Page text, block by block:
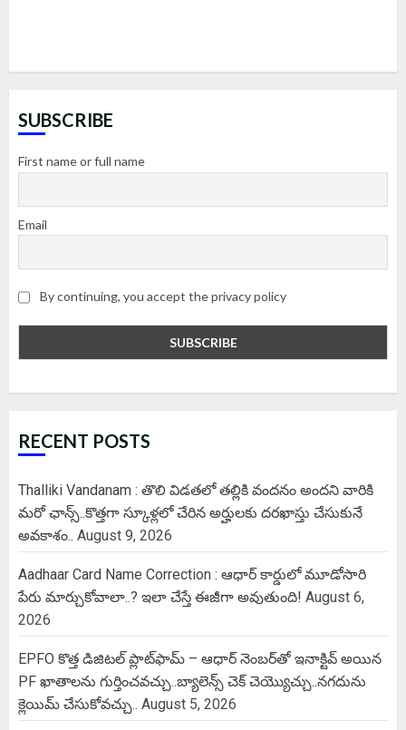
SUBSCRIBE
First name or full name
Email
By continuing, you accept the privacy policy
RECENT POSTS
Thalliki Vandanam : తొలి విడతలో తల్లికి వందనం అందని వారికి
మరో ఛాన్స్..కొత్తగా స్కూళ్లలో చేరిన అర్హులకు దరఖాస్తు చేసుకునే
అవకాశం.. August 9, 2026
Aadhaar Card Name Correction : ఆధార్ కార్డులో మూడోసారి
పేరు మార్చుకోవాలా..? ఇలా చేస్తే ఈజీగా అవుతుంది! August 6,
2026
EPFO కొత్త డిజిటల్ ప్లాట్‌ఫామ్‌ – ఆధార్ నెంబర్‌తో ఇనాక్టివ్ అయిన
PF ఖాతాలను గుర్తించవచ్చు..బ్యాలెన్స్ చెక్ చెయ్యొచ్చు..నగదును
క్లెయిమ్ చేసుకోవచ్చు.. August 5, 2026